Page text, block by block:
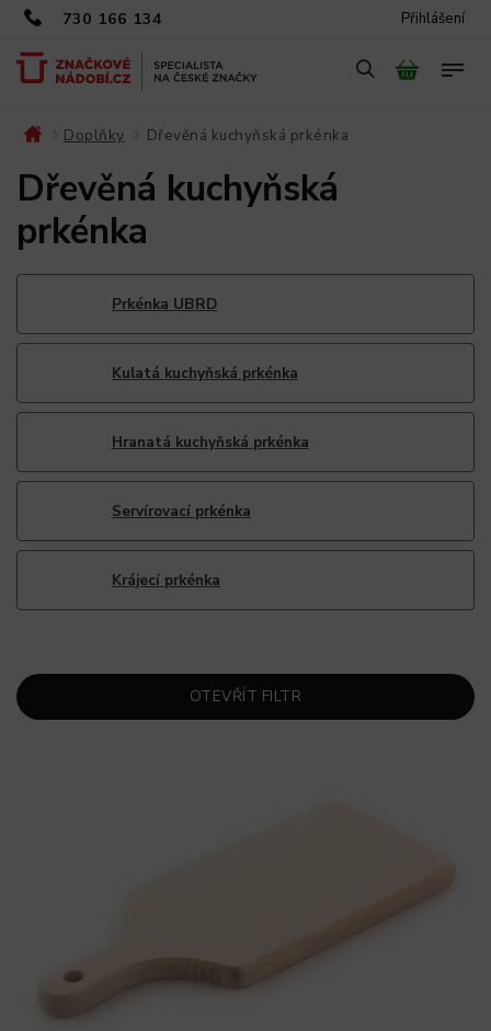
730 166 134 Přihlášení
Doplňky Dřevěná kuchyňská prkénka
Dřevěná kuchyňská
prkénka
Prkénka UBRD
Kulatá kuchyňská prkénka
Hranatá kuchyňská prkénka
Servírovací prkénka
Krájecí prkénka
OTEVŘÍT FILTR